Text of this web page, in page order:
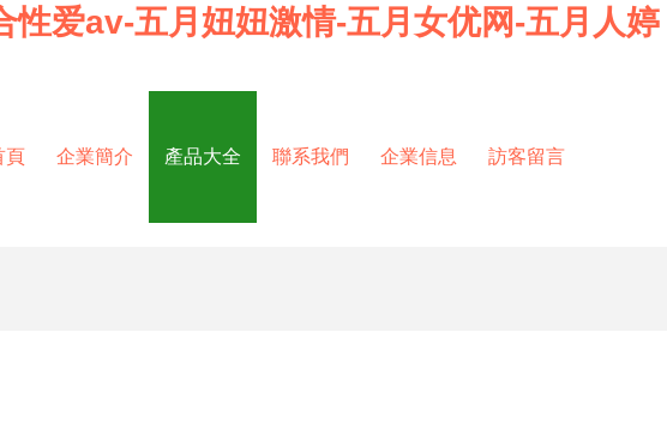
爱av-五月妞妞激情-五月女优网-五月人婷
頁 企業簡介 產品大全 聯系我們 企業信息 訪客留言